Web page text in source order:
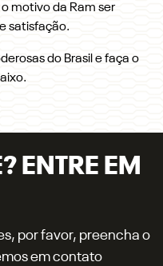
motivo da Ram ser
satisfação.
do Brasil e faça o
ENTRE EM
por favor, preencha o
em contato